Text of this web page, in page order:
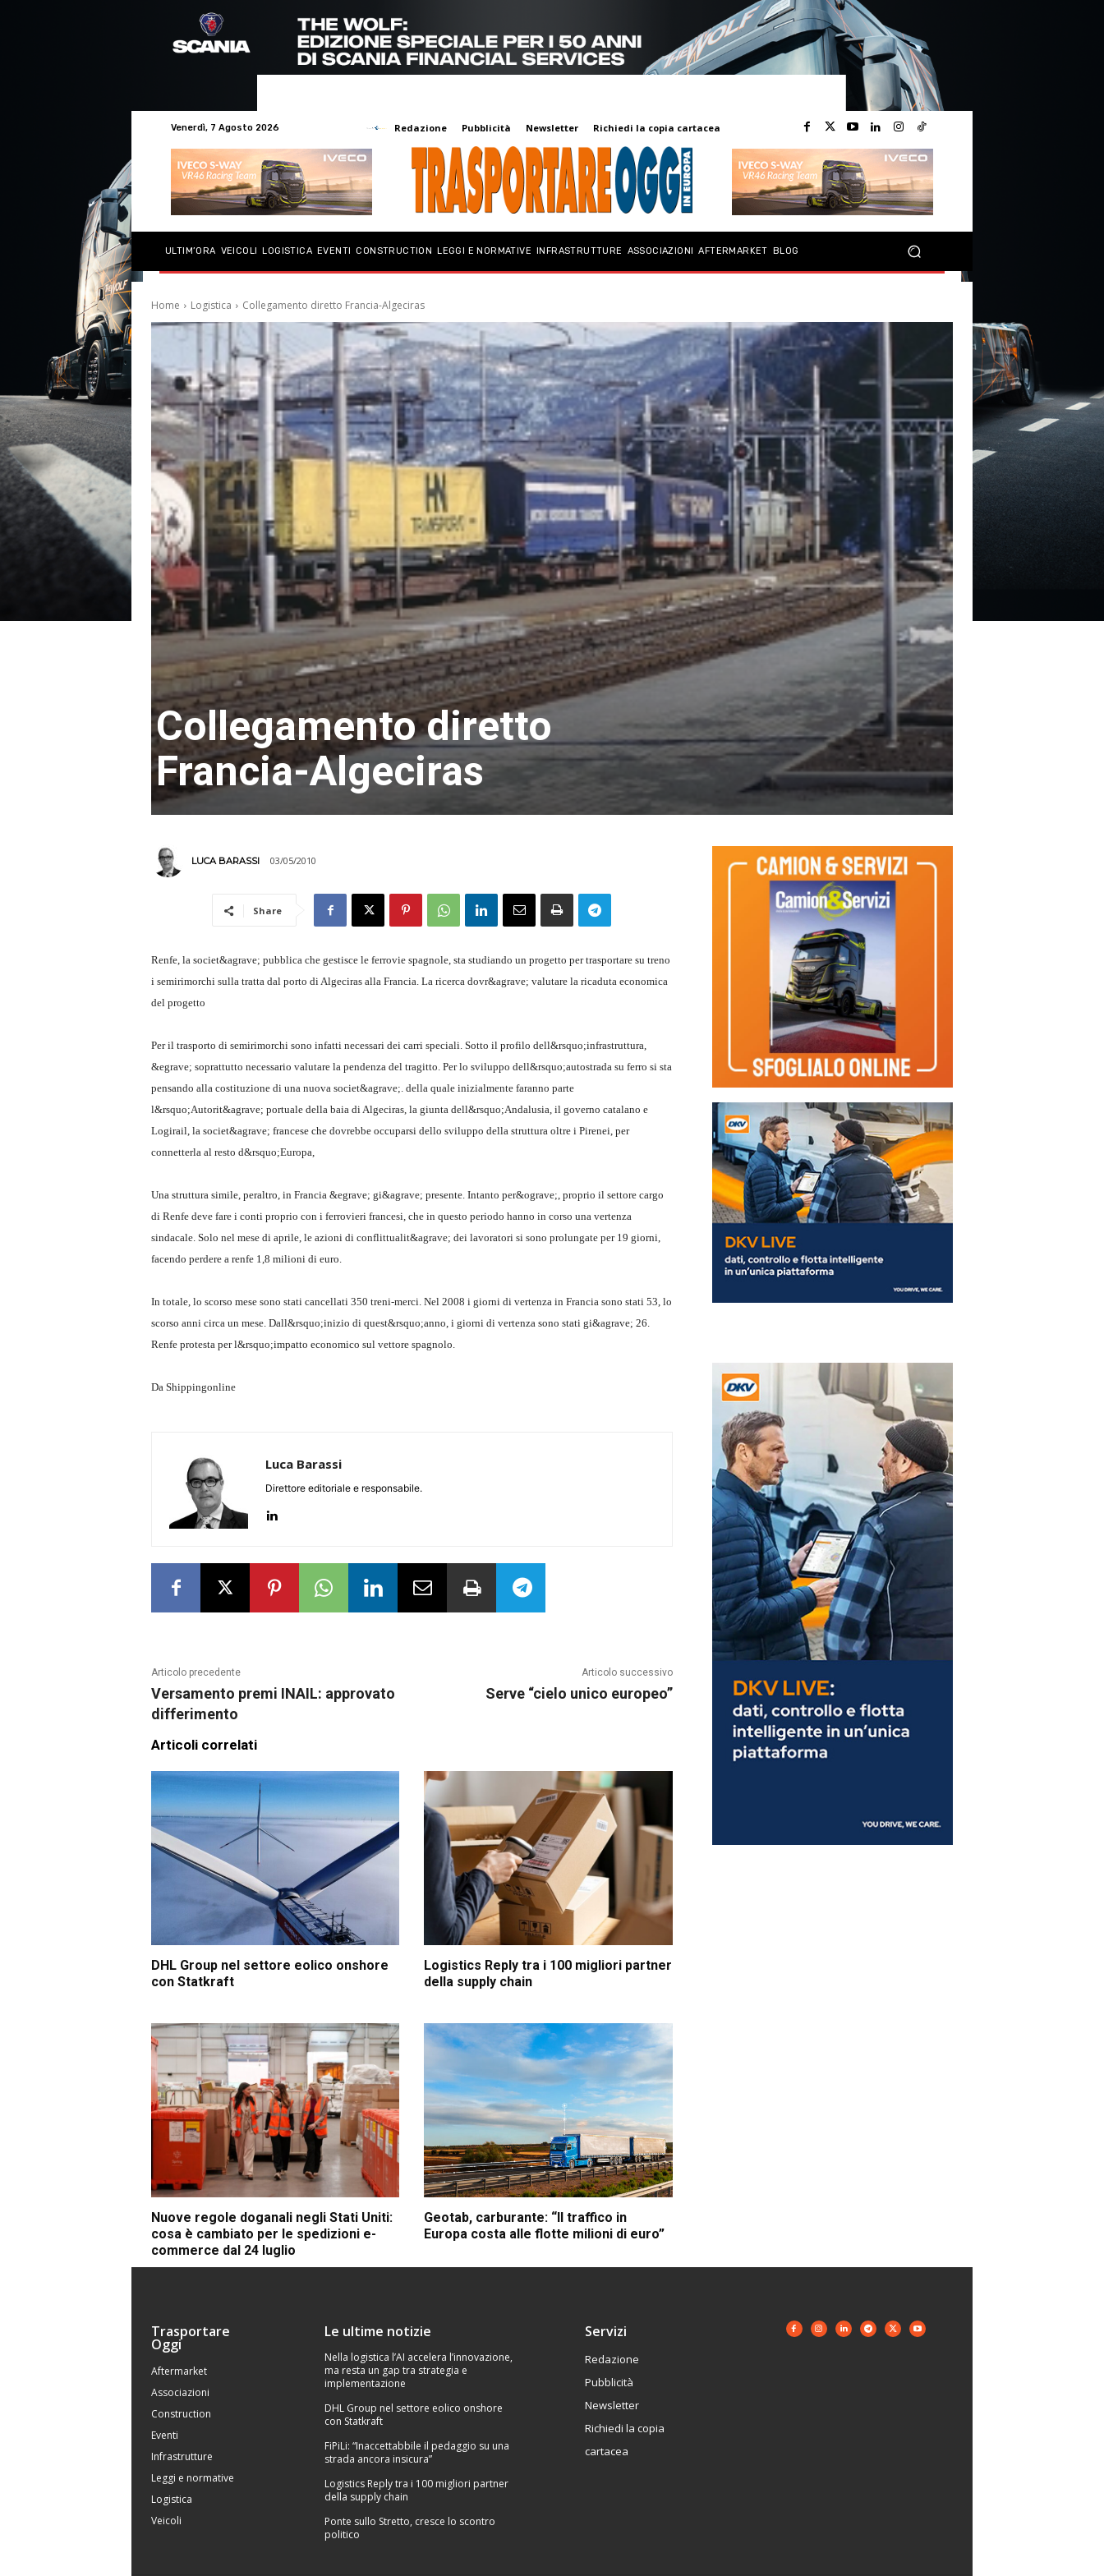
Venerdì, 7 Agosto 2026 Redazione Pubblicità Newsletter Richiedi la copia cartacea
ULTIM’ORA VEICOLI LOGISTICA EVENTI CONSTRUCTION LEGGI E NORMATIVE INFRASTRUTTURE ASSOCIAZIONI AFTERMARKET BLOG
Home Logistica Collegamento diretto Francia-Algeciras
Collegamento diretto
Francia-Algeciras
LUCA BARASSI 03/05/2010
Share
Renfe, la societ&agrave; pubblica che gestisce le ferrovie spagnole, sta studiando un progetto per trasportare su treno
i semirimorchi sulla tratta dal porto di Algeciras alla Francia. La ricerca dovr&agrave; valutare la ricaduta economica
del progetto
Per il trasporto di semirimorchi sono infatti necessari dei carri speciali. Sotto il profilo dell&rsquo;infrastruttura,
&egrave; soprattutto necessario valutare la pendenza del tragitto. Per lo sviluppo dell&rsquo;autostrada su ferro si sta
pensando alla costituzione di una nuova societ&agrave;. della quale inizialmente faranno parte
l&rsquo;Autorit&agrave; portuale della baia di Algeciras, la giunta dell&rsquo;Andalusia, il governo catalano e
Logirail, la societ&agrave; francese che dovrebbe occuparsi dello sviluppo della struttura oltre i Pirenei, per
connetterla al resto d&rsquo;Europa,
Una struttura simile, peraltro, in Francia &egrave; gi&agrave; presente. Intanto per&ograve;, proprio il settore cargo
di Renfe deve fare i conti proprio con i ferrovieri francesi, che in questo periodo hanno in corso una vertenza
sindacale. Solo nel mese di aprile, le azioni di conflittualit&agrave; dei lavoratori si sono prolungate per 19 giorni,
facendo perdere a renfe 1,8 milioni di euro.
In totale, lo scorso mese sono stati cancellati 350 treni-merci. Nel 2008 i giorni di vertenza in Francia sono stati 53, lo
scorso anni circa un mese. Dall&rsquo;inizio di quest&rsquo;anno, i giorni di vertenza sono stati gi&agrave; 26.
Renfe protesta per l&rsquo;impatto economico sul vettore spagnolo.
Da Shippingonline
Luca Barassi
Direttore editoriale e responsabile.
Articolo precedente
Versamento premi INAIL: approvato
differimento
Articolo successivo
Serve “cielo unico europeo”
Articoli correlati
DHL Group nel settore eolico onshore
con Statkraft
Logistics Reply tra i 100 migliori partner
della supply chain
Nuove regole doganali negli Stati Uniti:
cosa è cambiato per le spedizioni e-
commerce dal 24 luglio
Geotab, carburante: “Il traffico in
Europa costa alle flotte milioni di euro”
Trasportare
Oggi
Aftermarket
Associazioni
Construction
Eventi
Infrastrutture
Leggi e normative
Logistica
Veicoli
Le ultime notizie
Nella logistica l’AI accelera l’innovazione,
ma resta un gap tra strategia e
implementazione
DHL Group nel settore eolico onshore
con Statkraft
FiPiLi: “Inaccettabbile il pedaggio su una
strada ancora insicura”
Logistics Reply tra i 100 migliori partner
della supply chain
Ponte sullo Stretto, cresce lo scontro
politico
Servizi
Redazione
Pubblicità
Newsletter
Richiedi la copia
cartacea